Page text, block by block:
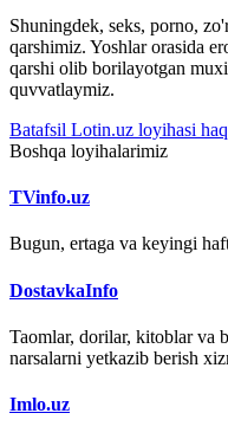
Shuningdek, seks, porno,
qarshimiz. Yoshlar orasida
qarshi olib borilayotgan
quvvatlaymiz.
Batafsil Lotin.uz loyihasi
Boshqa loyihalarimiz
TVinfo.uz
Bugun, ertaga va keyingi
DostavkaInfo
Taomlar, dorilar, kitoblar va
narsalarni yetkazib berish
Imlo.uz